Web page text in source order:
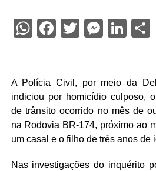
WhatsApp
Facebook
Twitter
A Polícia Civil, por meio da
indiciou por homicídio culposo,
de trânsito ocorrido no mês de
na Rodovia BR-174, próximo ao
um casal e o filho de três anos de
Nas investigações do inquérito